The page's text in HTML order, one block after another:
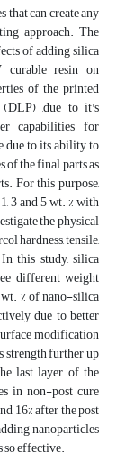
can create any
approach. The
of adding silica
curable resin on
of the printed
(DLP) ,due to it's
capabilities for
due to its ability to
of the final parts as
For this purpose,
3 and 5 wt. % with
the physical
hardness, tensile,
this study, silica
different weight
% of nano-silica
due to better
modification
strength further up
last layer of the
in non-post cure
16% after the post
nanoparticles
so effective.